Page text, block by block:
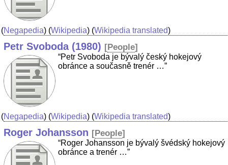
(Negapedia) (Wikipedia) (Wikipedia translated)
Petr Svoboda (1980) [People]
“Petr Svoboda je bývalý český hokejový
obránce a současně trenér …”
(Negapedia) (Wikipedia) (Wikipedia translated)
Roger Johansson [People]
“Roger Johansson je bývalý švédský hokejový
obránce a trenér …”